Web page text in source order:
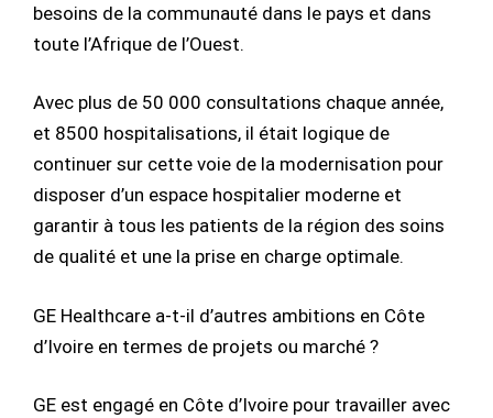
besoins de la communauté dans le pays et dans
toute l’Afrique de l’Ouest.
Avec plus de 50 000 consultations chaque année,
et 8500 hospitalisations, il était logique de
continuer sur cette voie de la modernisation pour
disposer d’un espace hospitalier moderne et
garantir à tous les patients de la région des soins
de qualité et une la prise en charge optimale.
GE Healthcare a-t-il d’autres ambitions en Côte
d’Ivoire en termes de projets ou marché ?
GE est engagé en Côte d’Ivoire pour travailler avec